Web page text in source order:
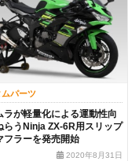
ムパーツ
ラが軽量化による運動性向
らうNinja ZX-6R用スリップ
フラーを発売開始
2020年8月31日